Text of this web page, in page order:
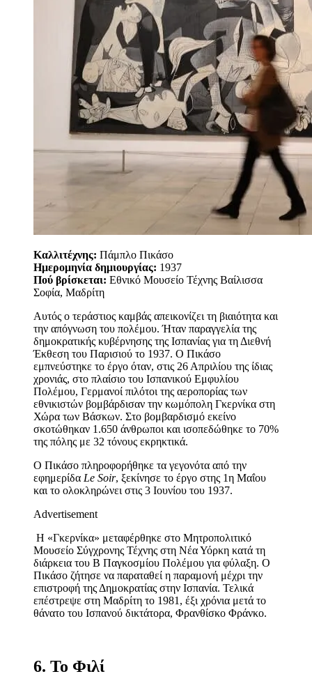
Καλλιτέχνης: Πάμπλο Πικάσο
Ημερομηνία δημιουργίας: 1937
Πού βρίσκεται: Εθνικό Μουσείο Τέχνης Βαίλισσα
Σοφία, Μαδρίτη
Αυτός ο τεράστιος καμβάς απεικονίζει τη βιαιότητα και
την απόγνωση του πολέμου. Ήταν παραγγελία της
δημοκρατικής κυβέρνησης της Ισπανίας για τη Διεθνή
Έκθεση του Παρισιού το 1937. Ο Πικάσο
εμπνεύστηκε το έργο όταν, στις 26 Απριλίου της ίδιας
χρονιάς, στο πλαίσιο του Ισπανικού Εμφυλίου
Πολέμου, Γερμανοί πιλότοι της αεροπορίας των
εθνικιστών βομβάρδισαν την κωμόπολη Γκερνίκα στη
Χώρα των Βάσκων. Στο βομβαρδισμό εκείνο
σκοτώθηκαν 1.650 άνθρωποι και ισοπεδώθηκε το 70%
της πόλης με 32 τόνους εκρηκτικά.
Ο Πικάσο πληροφορήθηκε τα γεγονότα από την
εφημερίδα Le Soir, ξεκίνησε το έργο στης 1η Μαΐου
και το ολοκληρώνει στις 3 Ιουνίου του 1937.
Advertisement
Η «Γκερνίκα» μεταφέρθηκε στο Μητροπολιτικό
Μουσείο Σύγχρονης Τέχνης στη Νέα Υόρκη κατά τη
διάρκεια του Β Παγκοσμίου Πολέμου για φύλαξη. Ο
Πικάσο ζήτησε να παραταθεί η παραμονή μέχρι την
επιστροφή της Δημοκρατίας στην Ισπανία. Τελικά
επέστρεψε στη Μαδρίτη το 1981, έξι χρόνια μετά το
θάνατο του Ισπανού δικτάτορα, Φρανθίσκο Φράνκο.
6. Το Φιλί